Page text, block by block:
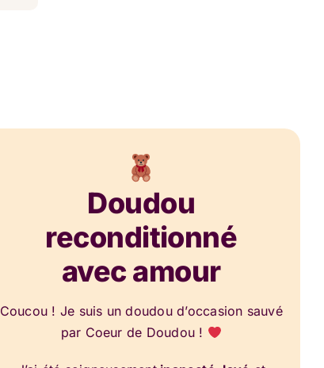
Doudou
reconditionné
avec amour
Coucou ! Je suis un doudou d’occasion sauvé
par Coeur de Doudou !